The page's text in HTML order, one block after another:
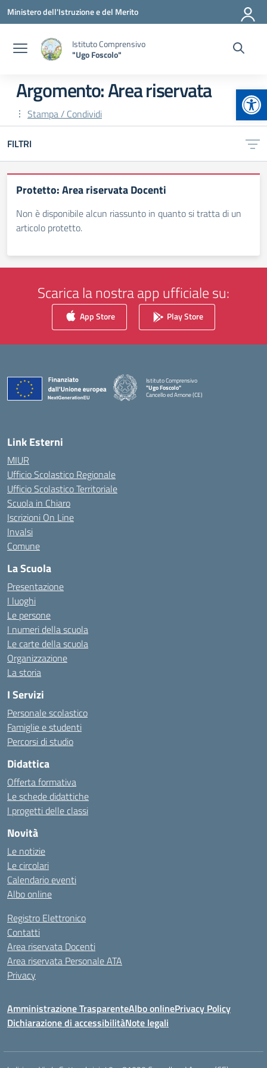
Vai ai contenuti
Vai al menu di navigazione
Vai al footer
Ministero dell'Istruzione e del Merito
Istituto Comprensivo
"Ugo Foscolo"
Argomento: Area riservata
Stampa / Condividi
FILTRI
Protetto: Area riservata Docenti
Non è disponibile alcun riassunto in quanto si tratta di un
articolo protetto.
Scarica la nostra app ufficiale su:
App Store Play Store
Istituto Comprensivo
"Ugo Foscolo"
Cancello ed Arnone (CE)
Link Esterni
MIUR
Ufficio Scolastico Regionale
Ufficio Scolastico Territoriale
Scuola in Chiaro
Iscrizioni On Line
Invalsi
Comune
La Scuola
Presentazione
I luoghi
Le persone
I numeri della scuola
Le carte della scuola
Organizzazione
La storia
I Servizi
Personale scolastico
Famiglie e studenti
Percorsi di studio
Didattica
Offerta formativa
Le schede didattiche
I progetti delle classi
Novità
Le notizie
Le circolari
Calendario eventi
Albo online
Registro Elettronico
Contatti
Area riservata Docenti
Area riservata Personale ATA
Privacy
Amministrazione TrasparenteAlbo onlinePrivacy Policy
Dichiarazione di accessibilitàNote legali